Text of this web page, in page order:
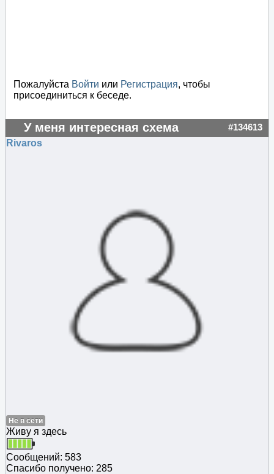
Пожалуйста Войти или Регистрация, чтобы
присоединиться к беседе.
У меня интересная схема #134613
Rivaros
Не в сети
Живу я здесь
Сообщений: 583
Спасибо получено: 285